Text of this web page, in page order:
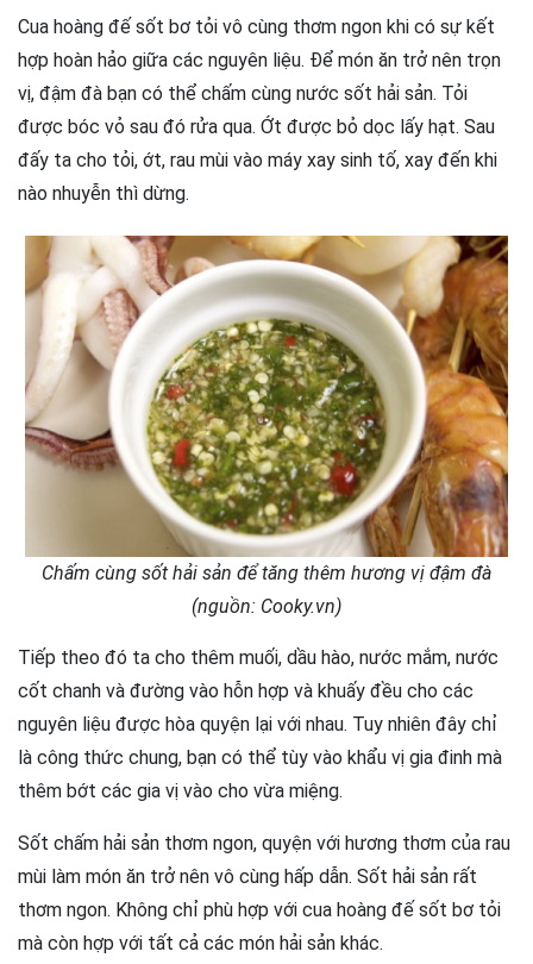
Cua hoàng đế sốt bơ tỏi vô cùng thơm ngon khi có sự kết
hợp hoàn hảo giữa các nguyên liệu. Để món ăn trở nên trọn
vị, đậm đà bạn có thể chấm cùng nước sốt hải sản. Tỏi
được bóc vỏ sau đó rửa qua. Ớt được bỏ dọc lấy hạt. Sau
đấy ta cho tỏi, ớt, rau mùi vào máy xay sinh tố, xay đến khi
nào nhuyễn thì dừng.
Chấm cùng sốt hải sản để tăng thêm hương vị đậm đà
(nguồn: Cooky.vn)
Tiếp theo đó ta cho thêm muối, dầu hào, nước mắm, nước
cốt chanh và đường vào hỗn hợp và khuấy đều cho các
nguyên liệu được hòa quyện lại với nhau. Tuy nhiên đây chỉ
là công thức chung, bạn có thể tùy vào khẩu vị gia đinh mà
thêm bớt các gia vị vào cho vừa miệng.
Sốt chấm hải sản thơm ngon, quyện với hương thơm của rau
mùi làm món ăn trở nên vô cùng hấp dẫn. Sốt hải sản rất
thơm ngon. Không chỉ phù hợp với cua hoàng đế sốt bơ tỏi
mà còn hợp với tất cả các món hải sản khác.